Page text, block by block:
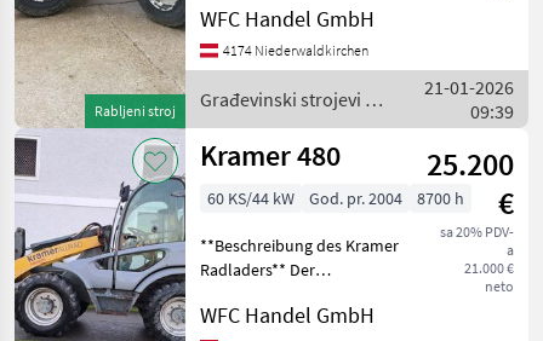
Rabljeni stroj
Steuerkreis, Service,
gepflegte Maschine. Preis
inkl. MwSt. Hidraulično
zaključavan
WFC Handel GmbH
4174 Niederwaldkirchen
Građevinski strojevi /
Kramer
21-01-2026
09:39
Kramer 480
25.200
€
sa 20% PDV-
a
21.000 €
neto
60 KS/44 kW God. pr. 2004 8700 h
**Beschreibung des Kramer
Radladers** Der
renommierten Marke
WFC Handel GmbH